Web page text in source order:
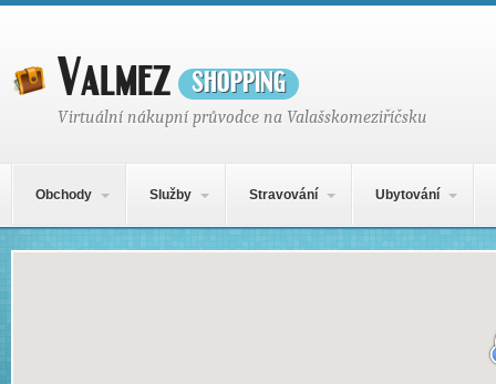
Valmezshopping
Virtuální nákupní průvodce na Valašskomeziříčsku
Obchody Služby Stravování Ubytování
Mapa obsahu